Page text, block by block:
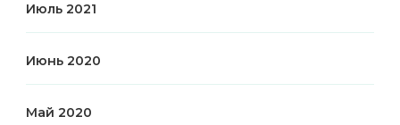
Июль 2021
Июнь 2020
Май 2020